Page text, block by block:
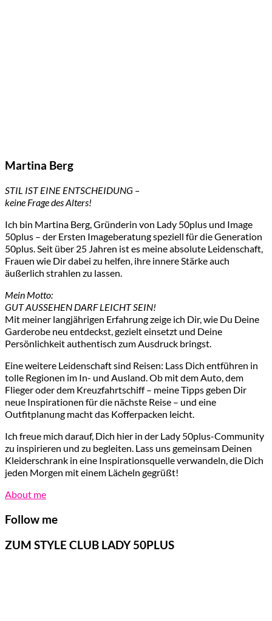
Martina Berg
STIL IST EINE ENTSCHEIDUNG –
keine Frage des Alters!
Ich bin Martina Berg, Gründerin von Lady 50plus und Image
50plus – der Ersten Imageberatung speziell für die Generation
50plus. Seit über 25 Jahren ist es meine absolute Leidenschaft,
Frauen wie Dir dabei zu helfen, ihre innere Stärke auch
äußerlich strahlen zu lassen.
Mein Motto:
GUT AUSSEHEN DARF LEICHT SEIN!
Mit meiner langjährigen Erfahrung zeige ich Dir, wie Du Deine
Garderobe neu entdeckst, gezielt einsetzt und Deine
Persönlichkeit authentisch zum Ausdruck bringst.
Eine weitere Leidenschaft sind Reisen: Lass Dich entführen in
tolle Regionen im In- und Ausland. Ob mit dem Auto, dem
Flieger oder dem Kreuzfahrtschiff – meine Tipps geben Dir
neue Inspirationen für die nächste Reise – und eine
Outfitplanung macht das Kofferpacken leicht.
Ich freue mich darauf, Dich hier in der Lady 50plus-Community
zu inspirieren und zu begleiten. Lass uns gemeinsam Deinen
Kleiderschrank in eine Inspirationsquelle verwandeln, die Dich
jeden Morgen mit einem Lächeln gegrüßt!
About me
Follow me
ZUM STYLE CLUB LADY 50PLUS